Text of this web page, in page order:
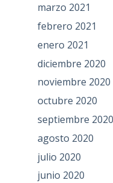
marzo 2021
febrero 2021
enero 2021
diciembre 2020
noviembre 2020
octubre 2020
septiembre 2020
agosto 2020
julio 2020
junio 2020